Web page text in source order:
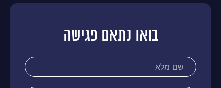
בואו נתאם פגישה